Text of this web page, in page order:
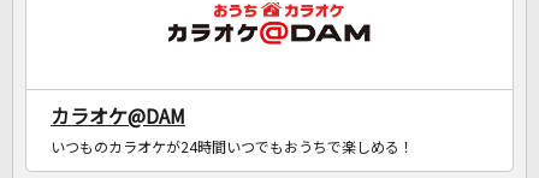
カラオケ@DAM
いつものカラオケが24時間いつでもおうちで楽しめる！